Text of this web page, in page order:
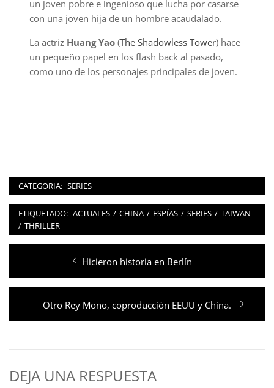
un joven pobre e ingenioso que lucha por casarse
con una joven hija de un hombre acaudalado.
La actriz Huang Yao (The Shadowless Tower) hace
un pequeño papel en los flash back al pasado,
como uno de los personajes principales de joven.
CATEGORIA: SERIES
ETIQUETADO: ACTUALES / CHINA / ESPÍAS / SERIES / TAIWAN
/ THRILLER
Navegación
de
entradas
Entrada
anterior:
Hicieron historia en Berlín
Entrada
siguiente:
Otro Rey Mono, coproducción EEUU y China.
DEJA UNA RESPUESTA